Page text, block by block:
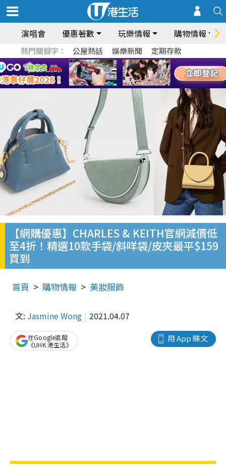
演唱會 優惠著數 玩樂情報 購物情報
熱門關鍵字： 公屋熱話 娛樂新聞 定期存款
【網購優惠】CHARLES & KEITH官網減價低
至4折！精選10款手袋/斜咩袋/皮夾最平$159
買到
首頁 購物情報 美妝服飾
文: Jasmine Wong 2021.04.07
用 App 睇文
在Google追蹤
《UHK 港生活》